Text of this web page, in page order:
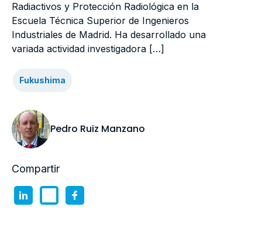
Radiactivos y Protección Radiológica en la
Escuela Técnica Superior de Ingenieros
Industriales de Madrid. Ha desarrollado una
variada actividad investigadora […]
Fukushima
Pedro Ruiz Manzano
Compartir